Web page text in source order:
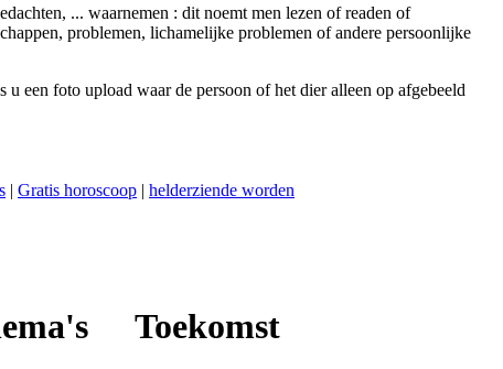
... waarnemen : dit noemt men lezen of readen of
problemen, lichamelijke problemen of andere persoonlijke
een foto upload waar de persoon of het dier alleen op afgebeeld
| Gratis horoscoop | helderziende worden
Toekomst